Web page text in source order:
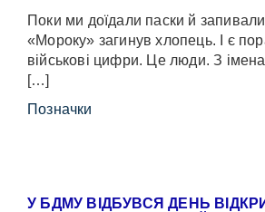
Поки ми доїдали паски й
«Мороку» загинув хлопець. І є
військові цифри. Це люди. З
[…]
Позначки
У БДМУ ВІДБУВСЯ ДЕНЬ